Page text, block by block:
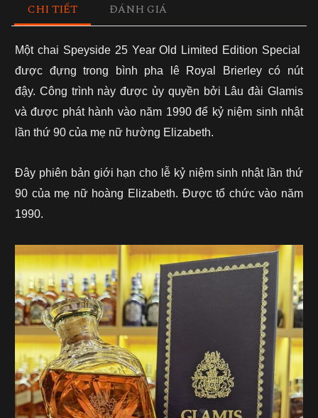
CHI TIẾT ĐÁNH GIÁ
Một chai Speyside 25 Year Old Limited Edition Special
được đựng trong bình pha lê Royal Brierley có nút
đậy. Công trình này được ủy quyền bởi Lâu đài Glamis
và được phát hành vào năm 1990 để kỷ niệm sinh nhật
lần thứ 90 của mẹ nữ hường Elizabeth.
Đây phiên bản giới hạn cho lễ kỷ niệm sinh nhật lần thứ
90 của mẹ nữ hoàng Elizabeth. Được tổ chức vào năm
1990.